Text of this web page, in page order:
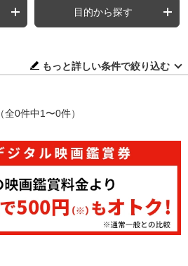
目的から探す
もっと詳しい条件で絞り込む
（全0件中1〜0件）